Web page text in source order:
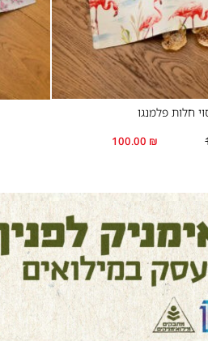
חלות פלמנגו
100.00 ₪